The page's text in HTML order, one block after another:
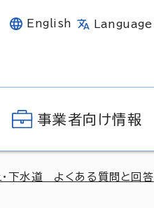
English Language
事業者向け情報
・下水道 よくある質問と回答